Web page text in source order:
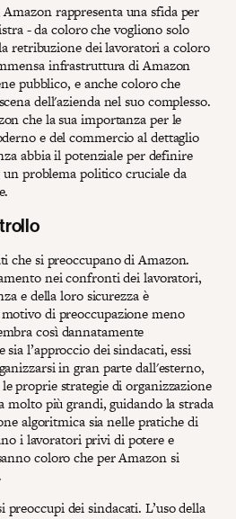
rappresenta una sfida per
- da coloro che vogliono solo
retribuzione dei lavoratori a coloro
infrastruttura di Amazon
pubblico, e anche coloro che
dell'azienda nel suo complesso.
che la sua importanza per le
e del commercio al dettaglio
abbia il potenziale per definire
un problema politico cruciale da
che si preoccupano di Amazon.
nei confronti dei lavoratori,
e della loro sicurezza è
di preoccupazione meno
così dannatamente
l’approccio dei sindacati, essi
in gran parte dall'esterno,
proprie strategie di organizzazione
molto più grandi, guidando la strada
algoritmica sia nelle pratiche di
i lavoratori privi di potere e
coloro che per Amazon si
dei sindacati. L’uso della